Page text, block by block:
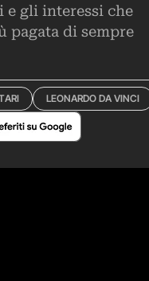
gli interessi che
pagata di sempre
LEONARDO DA VINCI